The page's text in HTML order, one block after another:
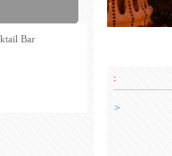
Bar
:
>